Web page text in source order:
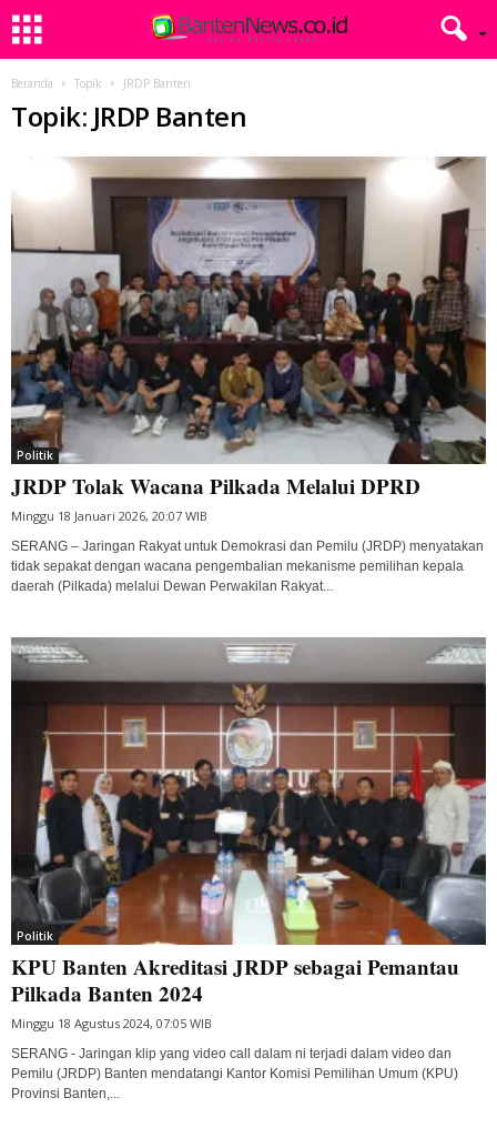
Beranda Topik JRDP Banten
Topik: JRDP Banten
Politik
JRDP Tolak Wacana Pilkada Melalui DPRD
Minggu 18 Januari 2026, 20:07 WIB
SERANG – Jaringan Rakyat untuk Demokrasi dan Pemilu (JRDP) menyatakan
tidak sepakat dengan wacana pengembalian mekanisme pemilihan kepala
daerah (Pilkada) melalui Dewan Perwakilan Rakyat...
Politik
KPU Banten Akreditasi JRDP sebagai Pemantau
Pilkada Banten 2024
Minggu 18 Agustus 2024, 07:05 WIB
SERANG - Jaringan klip yang video call dalam ni terjadi dalam video dan
Pemilu (JRDP) Banten mendatangi Kantor Komisi Pemilihan Umum (KPU)
Provinsi Banten,...